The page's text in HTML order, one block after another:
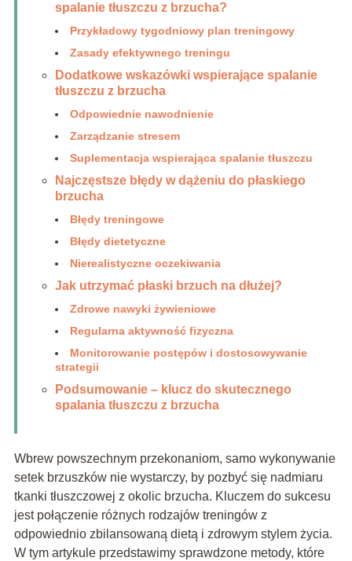
spalanie tłuszczu z brzucha?
Przykładowy tygodniowy plan treningowy
Zasady efektywnego treningu
Dodatkowe wskazówki wspierające spalanie
tłuszczu z brzucha
Odpowiednie nawodnienie
Zarządzanie stresem
Suplementacja wspierająca spalanie tłuszczu
Najczęstsze błędy w dążeniu do płaskiego
brzucha
Błędy treningowe
Błędy dietetyczne
Nierealistyczne oczekiwania
Jak utrzymać płaski brzuch na dłużej?
Zdrowe nawyki żywieniowe
Regularna aktywność fizyczna
Monitorowanie postępów i dostosowywanie
strategii
Podsumowanie – klucz do skutecznego
spalania tłuszczu z brzucha
Wbrew powszechnym przekonaniom, samo wykonywanie
setek brzuszków nie wystarczy, by pozbyć się nadmiaru
tkanki tłuszczowej z okolic brzucha. Kluczem do sukcesu
jest połączenie różnych rodzajów treningów z
odpowiednio zbilansowaną dietą i zdrowym stylem życia.
W tym artykule przedstawimy sprawdzone metody, które